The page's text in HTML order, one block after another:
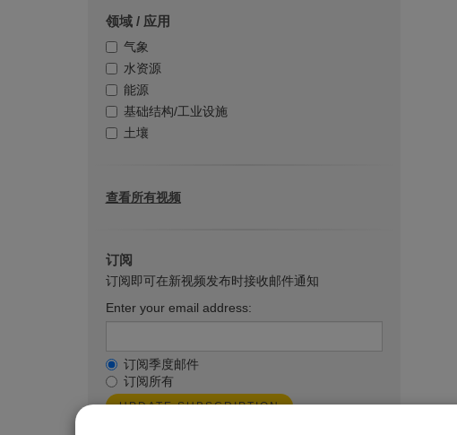
领域 / 应用
气象
水资源
能源
基础结构/工业设施
土壤
查看所有视频
订阅
订阅即可在新视频发布时接收邮件通知
Enter your email address:
订阅季度邮件
订阅所有